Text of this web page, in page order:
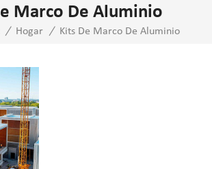
Marco De Aluminio
/ Hogar / Kits De Marco De Aluminio